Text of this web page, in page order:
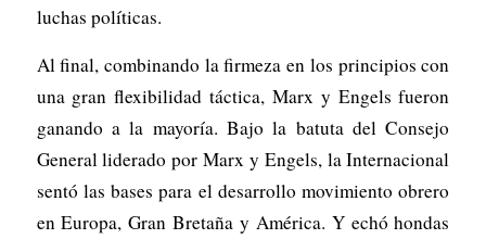
luchas políticas.
Al final, combinando la firmeza en los principios con
una gran flexibilidad táctica, Marx y Engels fueron
ganando a la mayoría. Bajo la batuta del Consejo
General liderado por Marx y Engels, la Internacional
sentó las bases para el desarrollo movimiento obrero
en Europa, Gran Bretaña y América. Y echó hondas